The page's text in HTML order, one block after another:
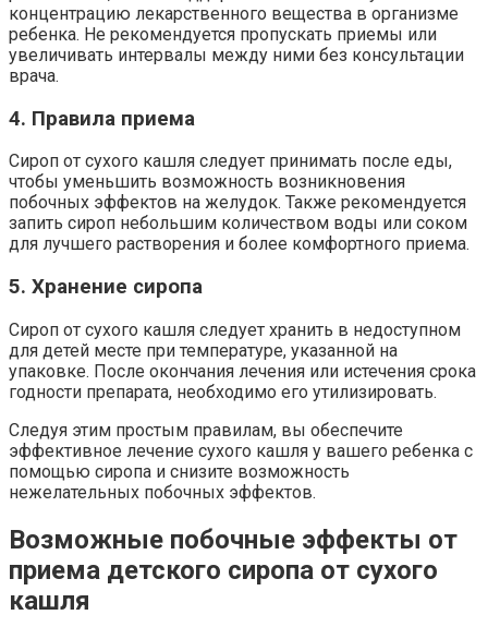
концентрацию лекарственного вещества в организме
ребенка. Не рекомендуется пропускать приемы или
увеличивать интервалы между ними без консультации
врача.
4. Правила приема
Сироп от сухого кашля следует принимать после еды,
чтобы уменьшить возможность возникновения
побочных эффектов на желудок. Также рекомендуется
запить сироп небольшим количеством воды или соком
для лучшего растворения и более комфортного приема.
5. Хранение сиропа
Сироп от сухого кашля следует хранить в недоступном
для детей месте при температуре, указанной на
упаковке. После окончания лечения или истечения срока
годности препарата, необходимо его утилизировать.
Следуя этим простым правилам, вы обеспечите
эффективное лечение сухого кашля у вашего ребенка с
помощью сиропа и снизите возможность
нежелательных побочных эффектов.
Возможные побочные эффекты от
приема детского сиропа от сухого
кашля